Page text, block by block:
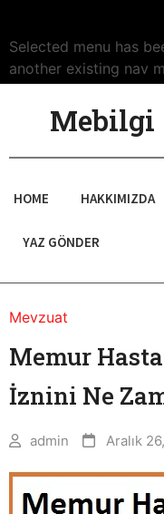
Selected menu has
another existing nav
Mebilgi
HOME HAKKIMIZDA
YAZ GÖNDER
Mevzuat
Memur
İznini Ne
admin Aralık